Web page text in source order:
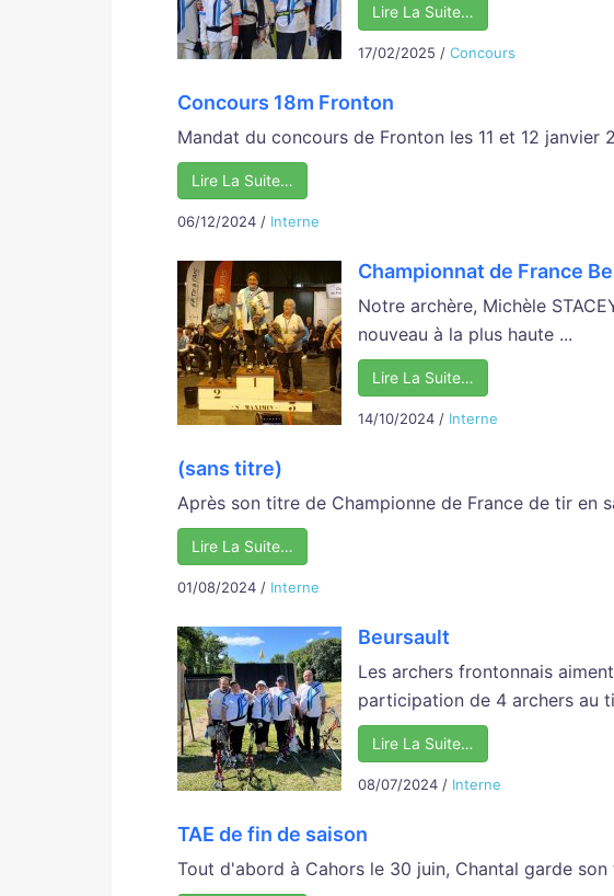
Lire La Suite…
17/02/2025 / Concours
Concours 18m Fronton
Mandat du concours de Fronton les 11 et 12 janvier
Lire La Suite…
06/12/2024 / Interne
Championnat de France
Notre archère, Michèle
nouveau à la plus haute ...
Lire La Suite…
14/10/2024 / Interne
(sans titre)
Après son titre de Championne de France de tir en
Lire La Suite…
01/08/2024 / Interne
Beursault
Les archers frontonnais
participation de 4 archers au
Lire La Suite…
08/07/2024 / Interne
TAE de fin de saison
Tout d'abord à Cahors le 30 juin, Chantal garde